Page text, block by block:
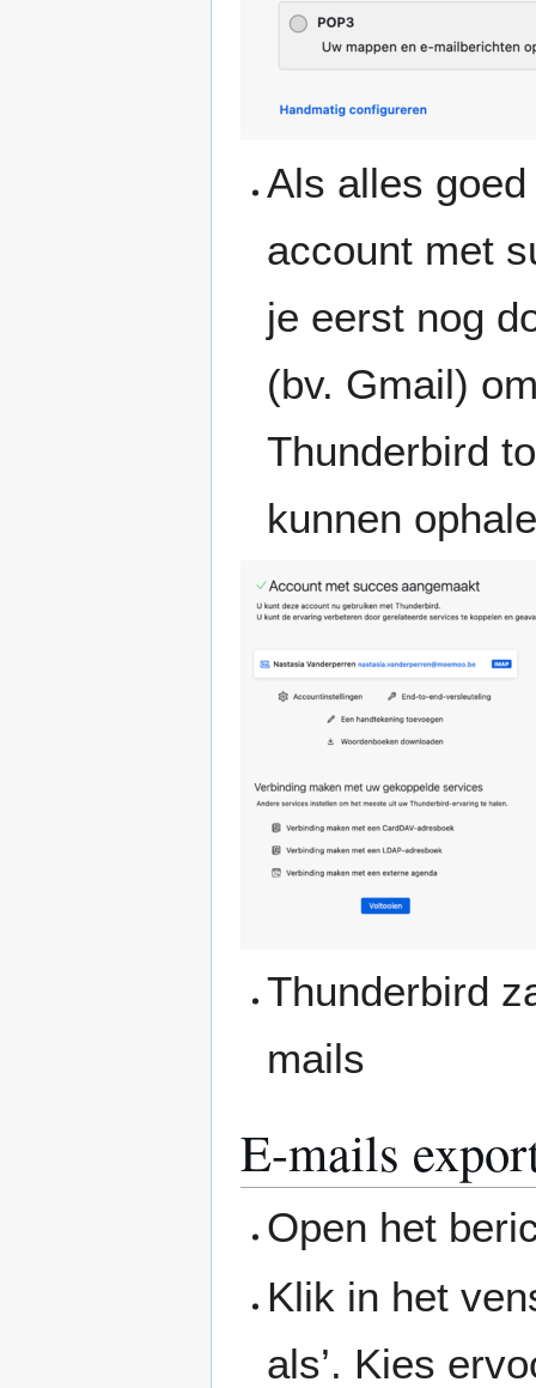
Als alles
account met
je eerst nog
(bv. Gmail)
Thunderbird
kunnen
Thunderbird
mails
E-mails
Open het
Klik in het
als’. Kies